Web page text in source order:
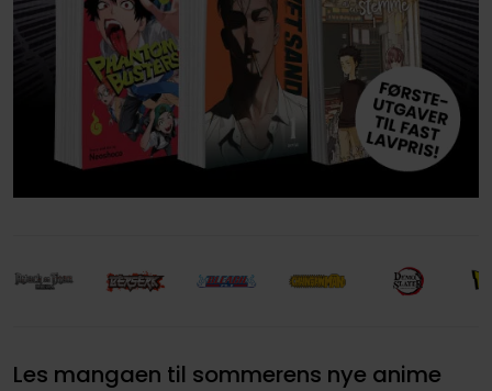
Les mangaen til sommerens nye anime